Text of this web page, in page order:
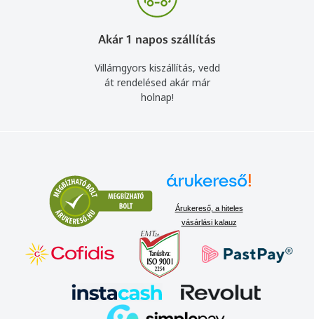
Akár 1 napos szállítás
Villámgyors kiszállítás, vedd
át rendelésed akár már
holnap!
Árukereső, a hiteles
vásárlási kalauz